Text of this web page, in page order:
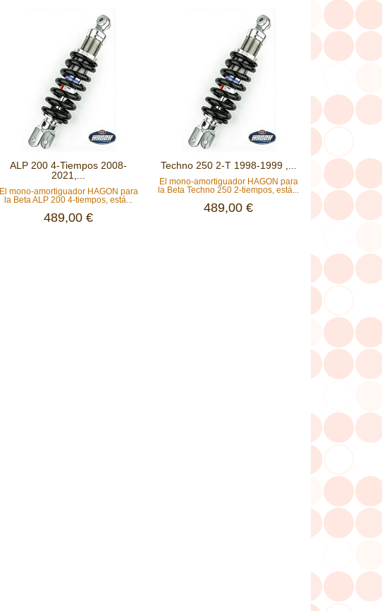
ALP 200 4-Tiempos 2008-
2021,...
El mono-amortiguador HAGON para
la Beta ALP 200 4-tiempos, está...
489,00 €
Techno 250 2-T 1998-1999 ,...
El mono-amortiguador HAGON para
la Beta Techno 250 2-tiempos, está...
489,00 €